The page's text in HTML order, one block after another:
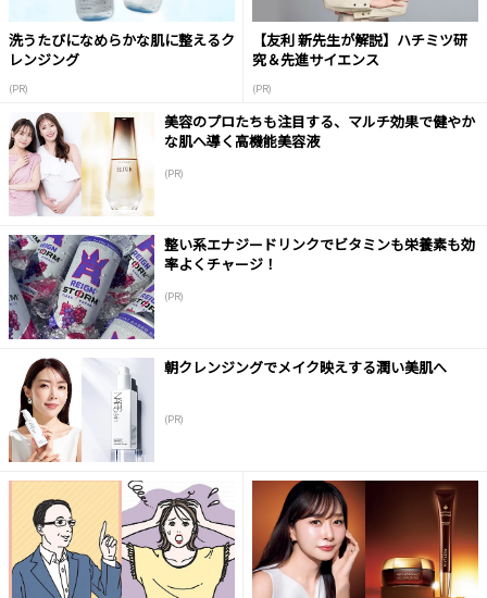
洗うたびになめらかな肌に整えるク
レンジング
(PR)
【友利 新先生が解説】ハチミツ研
究＆先進サイエンス
(PR)
美容のプロたちも注目する、マルチ効果で健やか
な肌へ導く高機能美容液
(PR)
整い系エナジードリンクでビタミンも栄養素も効
率よくチャージ！
(PR)
朝クレンジングでメイク映えする潤い美肌へ
(PR)